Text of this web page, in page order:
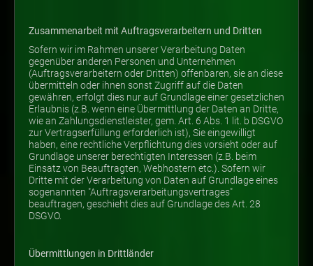
Zusammenarbeit mit Auftragsverarbeitern und Dritten
Sofern wir im Rahmen unserer Verarbeitung Daten
gegenüber anderen Personen und Unternehmen
(Auftragsverarbeitern oder Dritten) offenbaren, sie an diese
übermitteln oder ihnen sonst Zugriff auf die Daten
gewähren, erfolgt dies nur auf Grundlage einer gesetzlichen
Erlaubnis (z.B. wenn eine Übermittlung der Daten an Dritte,
wie an Zahlungsdienstleister, gem. Art. 6 Abs. 1 lit. b DSGVO
zur Vertragserfüllung erforderlich ist), Sie eingewilligt
haben, eine rechtliche Verpflichtung dies vorsieht oder auf
Grundlage unserer berechtigten Interessen (z.B. beim
Einsatz von Beauftragten, Webhostern etc.). Sofern wir
Dritte mit der Verarbeitung von Daten auf Grundlage eines
sogenannten "Auftragsverarbeitungsvertrages"
beauftragen, geschieht dies auf Grundlage des Art. 28
DSGVO.
Übermittlungen in Drittländer